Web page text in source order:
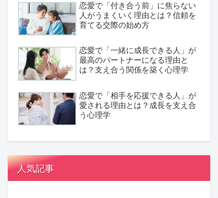
恋愛で「付き合う前」に焦らない
人がうまくいく理由とは？信頼を
育てる交際の始め方
恋愛で「一緒に成長できる人」が
最高のパートナーになる理由と
は？支え合う関係を築く心理学
恋愛で「相手を応援できる人」が
愛される理由とは？成長を支え合
う心理学
人気記事